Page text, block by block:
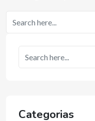
Categorias